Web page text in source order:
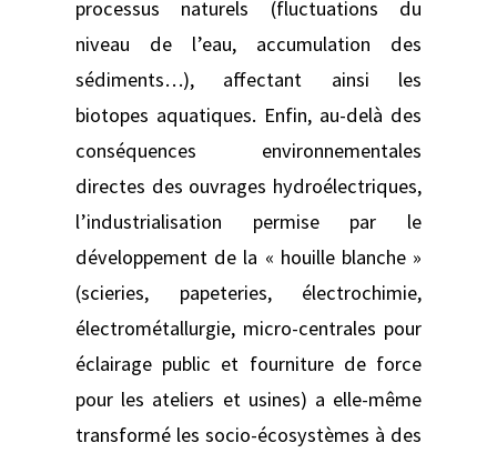
processus naturels (fluctuations du
niveau de l’eau, accumulation des
sédiments…), affectant ainsi les
biotopes aquatiques. Enfin, au-delà des
conséquences environnementales
directes des ouvrages hydroélectriques,
l’industrialisation permise par le
développement de la « houille blanche »
(scieries, papeteries, électrochimie,
électrométallurgie, micro-centrales pour
éclairage public et fourniture de force
pour les ateliers et usines) a elle-même
transformé les socio-écosystèmes à des